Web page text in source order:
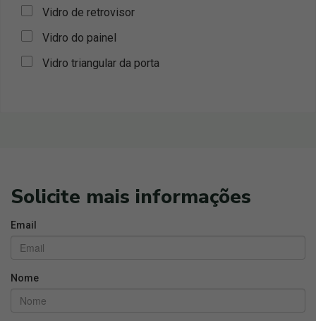
Vidro de retrovisor
Vidro do painel
Vidro triangular da porta
Solicite mais informações
Email
Nome